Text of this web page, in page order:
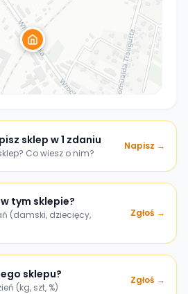
sklep w 1 zdaniu
Co wiesz o nim?
Napisz →
tym sklepie?
(damski, dziecięcy,
Zgłoś →
sklepu?
(kg, szt, %)
Zgłoś →